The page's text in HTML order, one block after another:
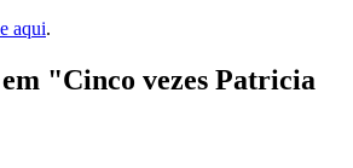
aqui.
"Cinco vezes Patricia